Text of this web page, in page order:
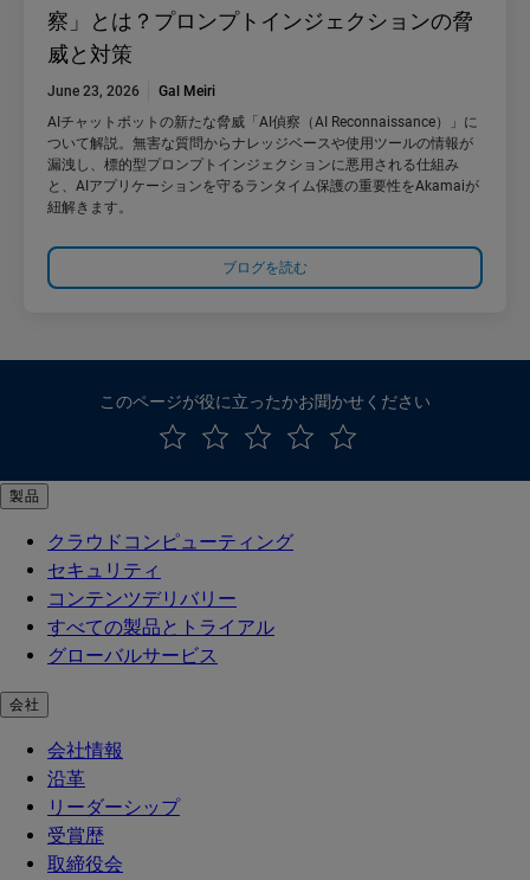
察」とは？プロンプトインジェクションの脅
威と対策
June 23, 2026
Gal Meiri
AIチャットボットの新たな脅威「AI偵察（AI Reconnaissance）」に
ついて解説。無害な質問からナレッジベースや使用ツールの情報が
漏洩し、標的型プロンプトインジェクションに悪用される仕組み
と、AIアプリケーションを守るランタイム保護の重要性をAkamaiが
紐解きます。
ブログを読む
このページが役に立ったかお聞かせください
製品
クラウドコンピューティング
セキュリティ
コンテンツデリバリー
すべての製品とトライアル
グローバルサービス
会社
会社情報
沿革
リーダーシップ
受賞歴
取締役会